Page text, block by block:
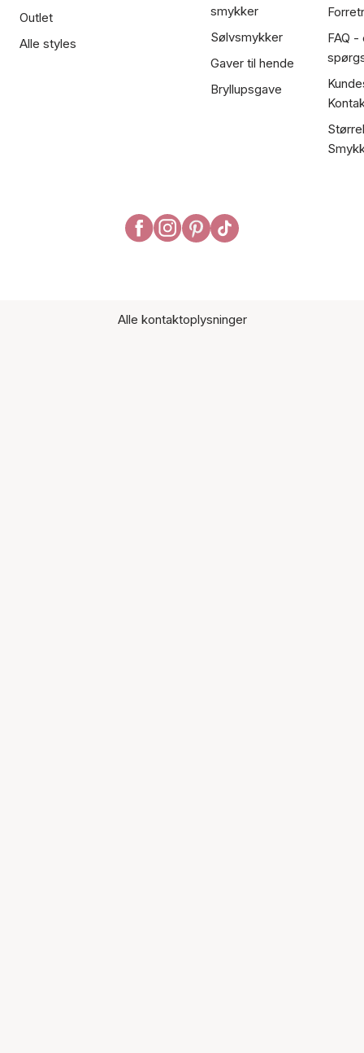
Outlet
Alle styles
smykker
Sølvsmykker
Gaver til hende
Bryllupsgave
FAQ
Alle kontaktoplysninger